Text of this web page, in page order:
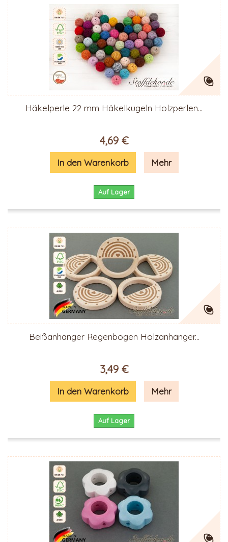
Häkelperle 22 mm Häkelkugeln Holzperlen...
4,69 €
In den Warenkorb Mehr
Auf Lager
Beißanhänger Regenbogen Holzanhänger...
3,49 €
In den Warenkorb Mehr
Auf Lager